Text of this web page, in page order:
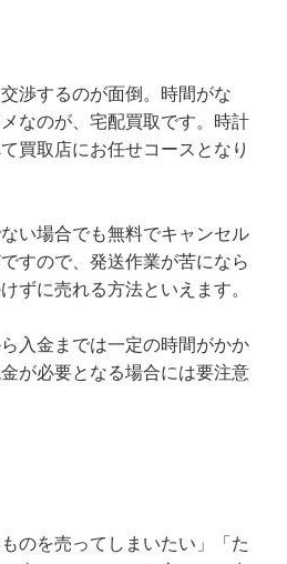
渉するのが面倒。時間がな
なのが、宅配買取です。時計
買取店にお任せコースとなり
い場合でも無料でキャンセル
すので、発送作業が苦になら
ずに売れる方法といえます。
入金までは一定の時間がかか
が必要となる場合には要注意
のを売ってしまいたい」「た